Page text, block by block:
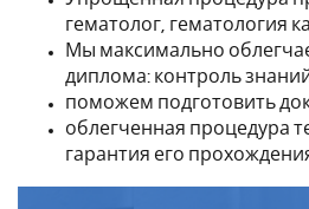
гематолог, гематология
Мы максимально
диплома: контроль
поможем подготовить
облегченная процедура
гарантия его